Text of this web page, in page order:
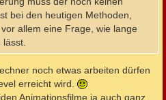
bei den heutigen Methoden,
allem eine Frage, wie lange
lässt.
noch etwas arbeiten dürfen
erreicht wird.
Animationsfilme ja auch ganz